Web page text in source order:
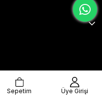
Sepetim Üye Girişi